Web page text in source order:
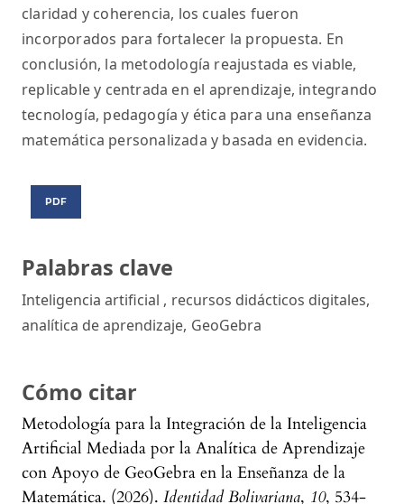
Palabras clave
Inteligencia artificial , recursos didácticos digitales,
analítica de aprendizaje, GeoGebra
Cómo citar
Metodología para la Integración de la Inteligencia
Artificial Mediada por la Analítica de Aprendizaje
con Apoyo de GeoGebra en la Enseñanza de la
Matemática. (2026). Identidad Bolivariana, 10, 534-
claridad y coherencia, los cuales fueron
incorporados para fortalecer la propuesta. En
conclusión, la metodología reajustada es viable,
replicable y centrada en el aprendizaje, integrando
tecnología, pedagogía y ética para una enseñanza
matemática personalizada y basada en evidencia.
PDF